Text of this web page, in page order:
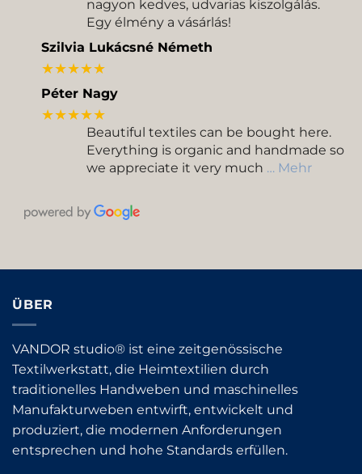
nagyon kedves, udvarias kiszolgálás.
Egy élmény a vásárlás!
Szilvia Lukácsné Németh
★★★★★
Péter Nagy
★★★★★
Beautiful textiles can be bought here.
Everything is organic and handmade so
we appreciate it very much … Mehr
ÜBER
VANDOR studio® ist eine zeitgenössische
Textilwerkstatt, die Heimtextilien durch
traditionelles Handweben und maschinelles
Manufakturweben entwirft, entwickelt und
produziert, die modernen Anforderungen
entsprechen und hohe Standards erfüllen.